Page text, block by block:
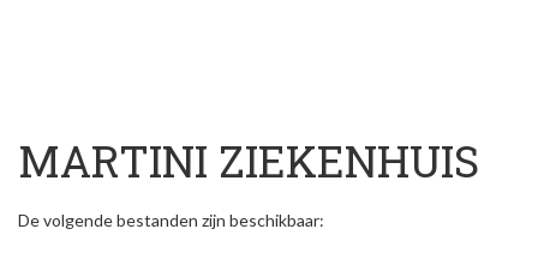
MARTINI ZIEKENHUIS
De volgende bestanden zijn beschikbaar: